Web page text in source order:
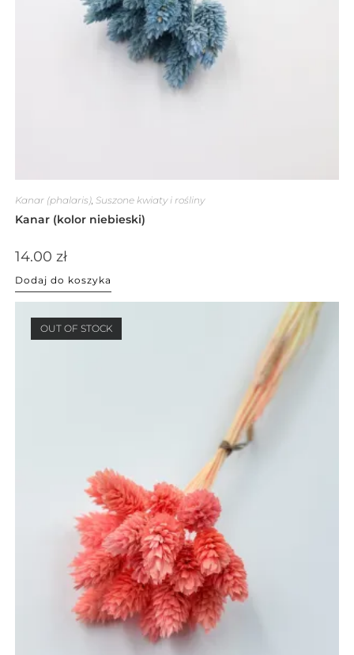
Kanar (phalaris), Suszone kwiaty i rośliny
Kanar (kolor niebieski)
14.00 zł
Dodaj do koszyka
OUT OF STOCK